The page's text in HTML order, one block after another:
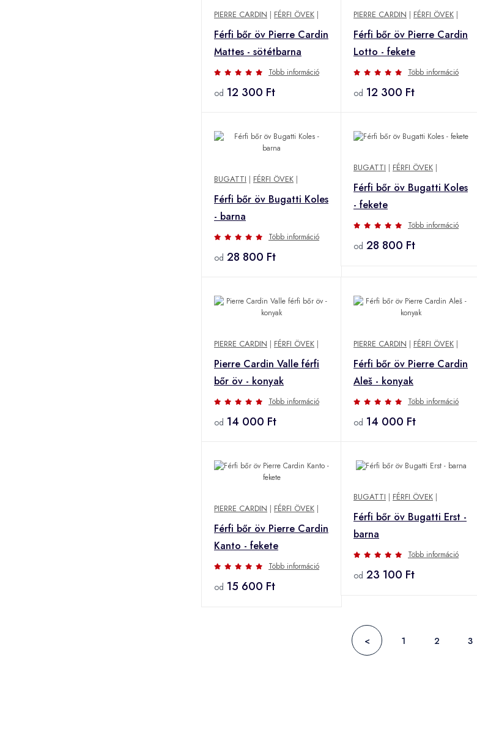
PIERRE CARDIN | FÉRFI ÖVEK |
Férfi bőr öv Pierre Cardin
Mattes - sötétbarna
Több információ
od 12 300 Ft
PIERRE CARDIN | FÉRFI ÖVEK |
Férfi bőr öv Pierre Cardin
Lotto - fekete
Több információ
od 12 300 Ft
BUGATTI | FÉRFI ÖVEK |
Férfi bőr öv Bugatti Koles
- barna
Több információ
od 28 800 Ft
BUGATTI | FÉRFI ÖVEK |
Férfi bőr öv Bugatti Koles
- fekete
Több információ
od 28 800 Ft
PIERRE CARDIN | FÉRFI ÖVEK |
Pierre Cardin Valle férfi
bőr öv - konyak
Több információ
od 14 000 Ft
PIERRE CARDIN | FÉRFI ÖVEK |
Férfi bőr öv Pierre Cardin
Aleš - konyak
Több információ
od 14 000 Ft
PIERRE CARDIN | FÉRFI ÖVEK |
Férfi bőr öv Pierre Cardin
Kanto - fekete
Több információ
od 15 600 Ft
BUGATTI | FÉRFI ÖVEK |
Férfi bőr öv Bugatti Erst -
barna
Több információ
od 23 100 Ft
< 1 2 3